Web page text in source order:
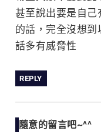
甚至說出要是自
的話，完全沒想
話多有威脅性
REPLY
隨意的留言吧~^^